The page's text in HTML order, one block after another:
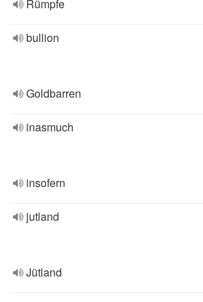
Rümpfe
bullion
Goldbarren
inasmuch
insofern
jutland
Jütland